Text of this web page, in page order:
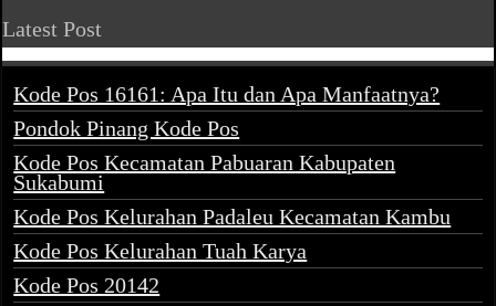
Latest Post
Kode Pos 16161: Apa Itu dan Apa Manfaatnya?
Pondok Pinang Kode Pos
Kode Pos Kecamatan Pabuaran Kabupaten
Sukabumi
Kode Pos Kelurahan Padaleu Kecamatan Kambu
Kode Pos Kelurahan Tuah Karya
Kode Pos 20142